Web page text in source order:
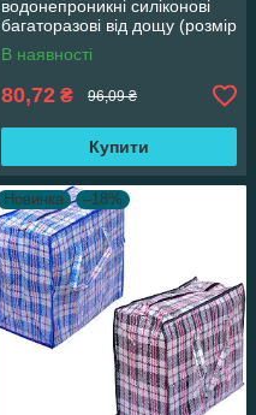
водонепроникні силіконові
багаторазові від дощу (розмір
L) (34564) 38315
В наявності
80,72 ₴ 96,09 ₴
Купити
Новинка –18%